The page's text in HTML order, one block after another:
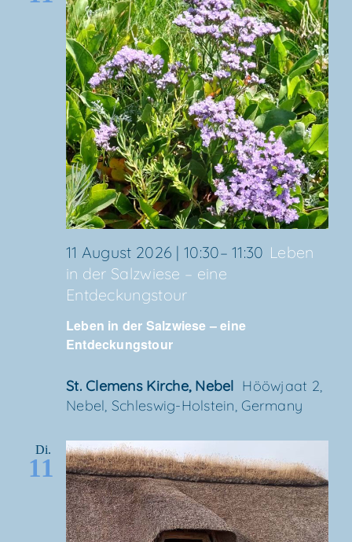
Leben in der Salz­wie­se – eine
Entdeckungstour
11 August 2026 | 10:30–11:30 Leben
in der Salz­wie­se – eine
Entdeckungstour
St. Cle­mens Kir­che, Nebel Höö­wjaat 2,
Nebel, Schles­wig-Hol­stein, Germany
Di.
11